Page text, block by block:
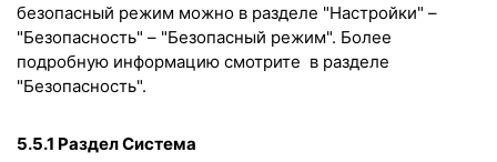
безопасный режим можно в разделе "Настройки" –
"Безопасность" – "Безопасный режим". Более
подробную информацию смотрите в разделе
"Безопасность".
5.5.1 Раздел Система